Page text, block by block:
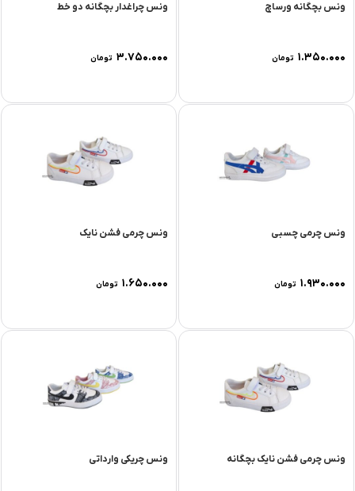
ونس بچگانه ورساچ
۱.۳۵۰.۰۰۰ تومان
ونس چراغدار بچگانه دو خط
۳.۷۵۰.۰۰۰ تومان
ونس چرمی چسبی
۱.۹۳۰.۰۰۰ تومان
ونس چرمی فشن نایک
۱.۶۵۰.۰۰۰ تومان
ونس چرمی فشن نایک بچگانه ونس چریکی وارداتی